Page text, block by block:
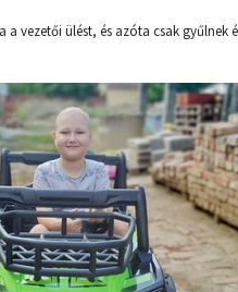
vezetői ülést, és azóta csak gyűlnek